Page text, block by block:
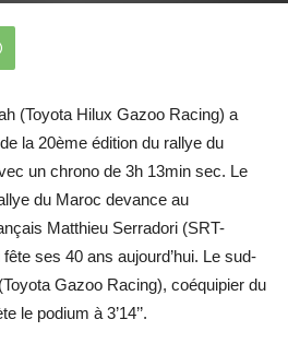
(Toyota Hilux Gazoo Racing) a
la 20ème édition du rallye du
un chrono de 3h 13min sec. Le
du Maroc devance au
Matthieu Serradori (SRT-
ses 40 ans aujourd’hui. Le sud-
Gazoo Racing), coéquipier du
le podium à 3’14’’.